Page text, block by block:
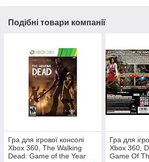
Подібні товари компанії
Гра для ігрової консолі
Xbox 360, The Walking
Dead: Game of the Year
Гра для
Xbox 360,
Game Of